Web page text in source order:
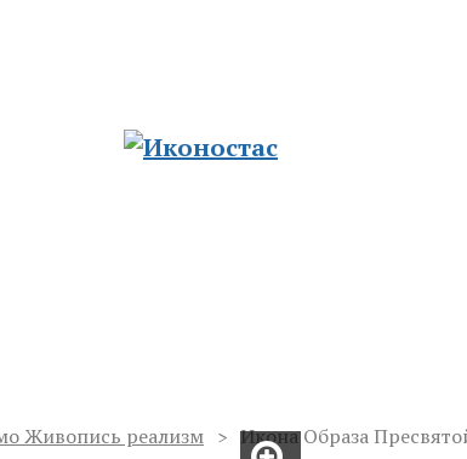
Живопись реализм Икона Образа